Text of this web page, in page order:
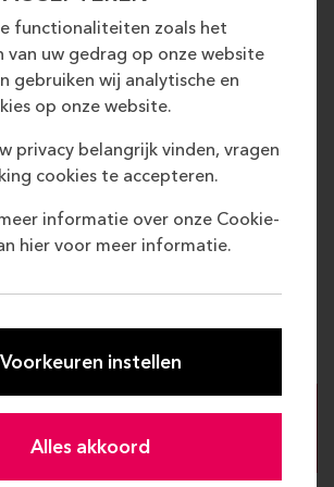
_
betreft een reactieve
de bestuursleden van
Teun de Wilt
Wilt
aan te melden
functionaliteiten zoals het
van uw gedrag op onze website
gebruiken wij analytische en
op onze website.
privacy belangrijk vinden, vragen
cookies te accepteren.
informatie over onze Cookie-
hier voor meer informatie.
Voorkeuren instellen
Alles akkoord